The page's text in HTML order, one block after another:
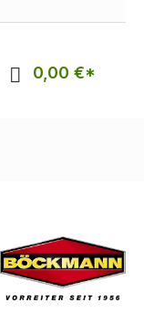
0,00 €*